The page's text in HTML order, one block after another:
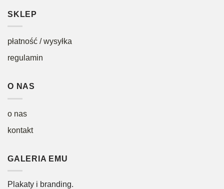
SKLEP
płatność / wysyłka
regulamin
O NAS
o nas
kontakt
GALERIA EMU
Plakaty i branding.